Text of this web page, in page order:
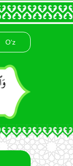
O‘z